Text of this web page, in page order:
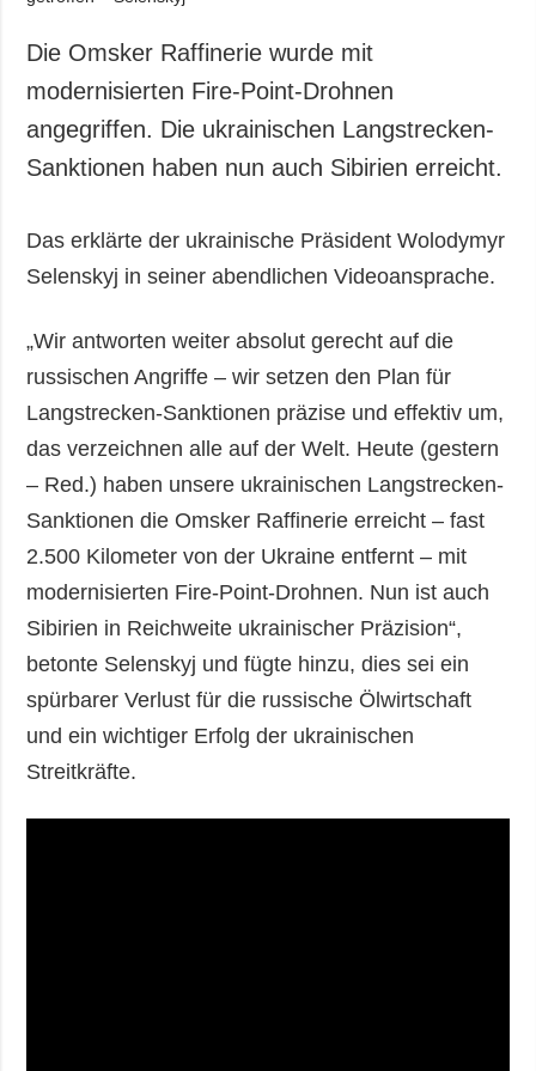
Die Omsker Raffinerie wurde mit
modernisierten Fire-Point-Drohnen
angegriffen. Die ukrainischen Langstrecken-
Sanktionen haben nun auch Sibirien erreicht.
Das erklärte der ukrainische Präsident Wolodymyr
Selenskyj in seiner abendlichen Videoansprache.
„Wir antworten weiter absolut gerecht auf die
russischen Angriffe – wir setzen den Plan für
Langstrecken-Sanktionen präzise und effektiv um,
das verzeichnen alle auf der Welt. Heute (gestern
– Red.) haben unsere ukrainischen Langstrecken-
Sanktionen die Omsker Raffinerie erreicht – fast
2.500 Kilometer von der Ukraine entfernt – mit
modernisierten Fire-Point-Drohnen. Nun ist auch
Sibirien in Reichweite ukrainischer Präzision“,
betonte Selenskyj und fügte hinzu, dies sei ein
spürbarer Verlust für die russische Ölwirtschaft
und ein wichtiger Erfolg der ukrainischen
Streitkräfte.